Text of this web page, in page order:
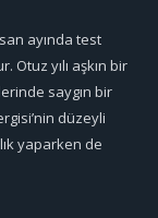
ayında test
Otuz yılı aşkın bir
saygın bir
düzeyli
yaparken de